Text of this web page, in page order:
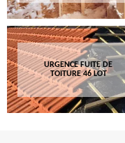
URGENCE FUITE DE
TOITURE 46 LOT